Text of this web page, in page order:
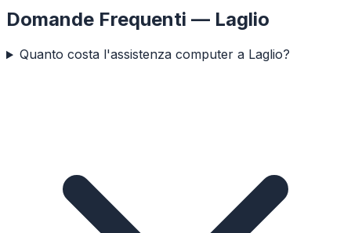
Domande Frequenti — Laglio
Quanto costa l'assistenza computer a Laglio?